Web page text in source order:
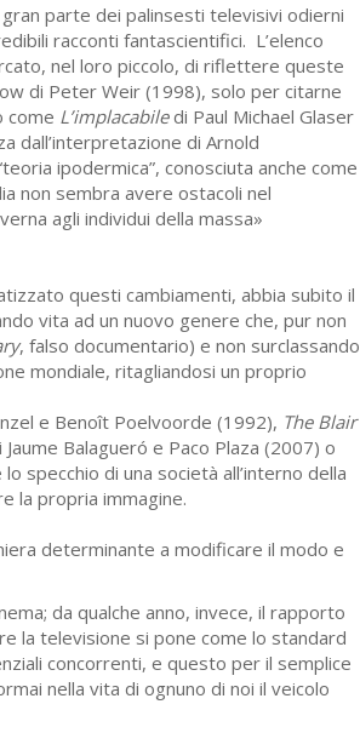
parte dei palinsesti televisivi odierni
racconti fantascientifici. L’elenco
nel loro piccolo, di riflettere queste
di Peter Weir (1998), solo per citarne
come L’implacabiledi Paul Michael Glaser
dall’interpretazione di Arnold
ipodermica”, conosciuta anche come
non sembra avere ostacoli nel
agli individui della massa»
questi cambiamenti, abbia subito il
vita ad un nuovo genere che, pur non
, falso documentario) e non surclassando
mondiale, ritagliandosi un proprio
e Benoît Poelvoorde (1992), The Blair
Jaume Balagueró e Paco Plaza (2007) o
specchio di una società all’interno della
la propria immagine.
determinante a modificare il modo e
da qualche anno, invece, il rapporto
la televisione si pone come lo standard
concorrenti, e questo per il semplice
nella vita di ognuno di noi il veicolo